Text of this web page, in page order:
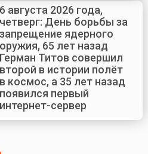
6 августа 2026 года,
четверг: День борьбы за
запрещение ядерного
оружия, 65 лет назад
Герман Титов совершил
второй в истории полёт
в космос, а 35 лет назад
появился первый
интернет-сервер